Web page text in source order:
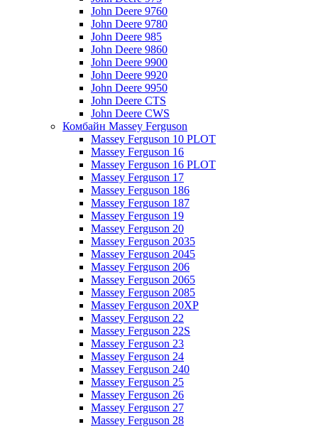
John Deere 9760
John Deere 9780
John Deere 985
John Deere 9860
John Deere 9900
John Deere 9920
John Deere 9950
John Deere CTS
John Deere CWS
Комбайн Massey Ferguson
Massey Ferguson 10 PLOT
Massey Ferguson 16
Massey Ferguson 16 PLOT
Massey Ferguson 17
Massey Ferguson 186
Massey Ferguson 187
Massey Ferguson 19
Massey Ferguson 20
Massey Ferguson 2035
Massey Ferguson 2045
Massey Ferguson 206
Massey Ferguson 2065
Massey Ferguson 2085
Massey Ferguson 20XP
Massey Ferguson 22
Massey Ferguson 22S
Massey Ferguson 23
Massey Ferguson 24
Massey Ferguson 240
Massey Ferguson 25
Massey Ferguson 26
Massey Ferguson 27
Massey Ferguson 28